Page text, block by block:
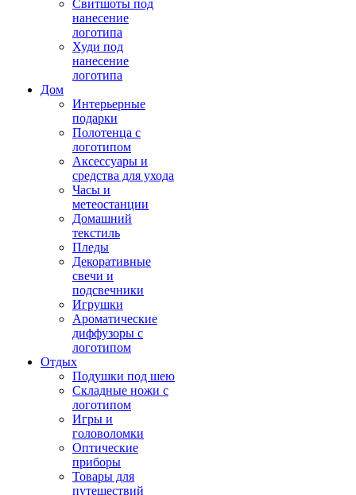
Свитшоты под
нанесение
логотипа
Худи под
нанесение
логотипа
Дом
Интерьерные
подарки
Полотенца с
логотипом
Аксессуары и
средства для ухода
Часы и
метеостанции
Домашний
текстиль
Пледы
Декоративные
свечи и
подсвечники
Игрушки
Ароматические
диффузоры с
логотипом
Отдых
Подушки под шею
Складные ножи с
логотипом
Игры и
головоломки
Оптические
приборы
Товары для
путешествий